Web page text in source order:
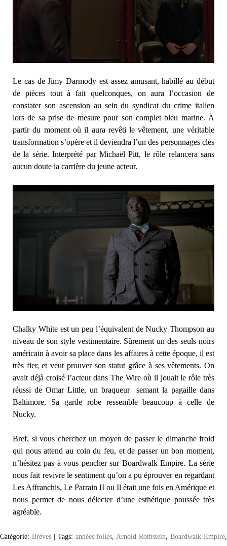
Le cas de Jimy Darmody est assez amusant, habillé au début
de pièces tout à fait quelconques, on aura l’occasion de
constater son ascension au sein du syndicat du crime italien
lors de sa prise de mesure pour son complet bleu marine. À
partir du moment où il aura revêti le vêtement, une véritable
transformation s’opère et il deviendra l’un des personnages clés
de la série. Interprété par Michaël Pitt, le rôle relancera sans
aucun doute la carrière du jeune acteur.
Chalky White est un peu l’équivalent de Nucky Thompson au
niveau de son style vestimentaire. Sûrement un des seuls noirs
américain à avoir sa place dans les affaires à cette époque, il est
très fier, et veut prouver son statut grâce à ses vêtements. On
avait déjà croisé l’acteur dans The Wire où il jouait le rôle très
réussi de Omar Little, un braqueur semant la pagaille dans
Baltimore. Sa garde robe ressemble beaucoup à celle de
Nucky.
Bref, si vous cherchez un moyen de passer le dimanche froid
qui nous attend au coin du feu, et de passer un bon moment,
n’hésitez pas à vous pencher sur Boardwalk Empire. La série
nous fait revivre le sentiment qu’on a pu éprouver en regardant
Les Affranchis, Le Parrain II ou Il était une fois en Amérique et
nous permet de nous délecter d’une esthétique poussée très
agréable.
Catégorie: Brèves | Tags: années folles,Arnold Rothstein,Boardwalk Empire,